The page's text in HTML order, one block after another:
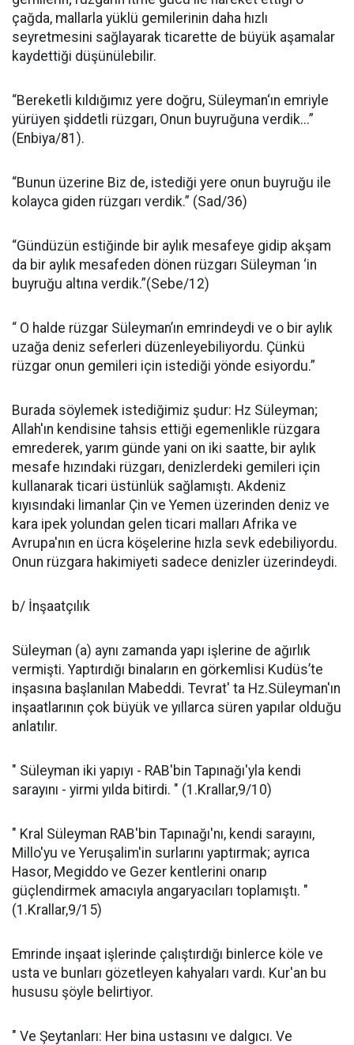
çağda, mallarla yüklü gemileri­nin daha hızlı
seyretmesini sağla­yarak ticarette de büyük aşamalar
kaydettiği düşünülebilir.
“Bereketli kıldığımız yere doğru, Süleyman‘ın emriyle
yürüyen şiddetli rüzgarı, Onun buyruğuna verdik...”
(Enbi­ya/81).
“Bunun üzerine Biz de, iste­diği yere onun buyruğu ile
kolayca gi­den rüzgarı verdik.” (Sad/36)
“Gün­düzün estiğinde bir aylık mesafeye gi­dip akşam
da bir aylık mesafeden dö­nen rüzgarı Süleyman ‘in
buyruğu al­tına verdik.”(Sebe/12)
“ O halde rüzgar Süleyman’ın emrindeydi ve o bir aylık
uzağa deniz seferleri dü­zenleyebiliyordu. Çünkü
rüzgar onun gemileri için istediği yönde esiyordu.”
Burada söylemek istediğimiz şudur: Hz Süleyman;
Allah'ın kendisine tahsis ettiği egemenlikle rüzgara
emrederek, yarım günde yani on iki saatte, bir aylık
mesafe hızındaki rüzgarı, denizlerdeki gemileri için
kullanarak ticari üstünlük sağlamıştı. Akdeniz
kıyısındaki limanlar Çin ve Yemen üzerinden deniz ve
kara ipek yolundan gelen ticari malları Afrika ve
Avrupa'nın en ücra köşelerine hızla sevk edebiliyordu.
Onun rüzgara hakimiyeti sadece denizler üzerindeydi.
b/ İnşaatçılık
Süleyman (a) aynı zamanda ya­pı işlerine de ağırlık
vermişti. Yap­tırdığı binaların en görkemlisi Ku­düs’te
inşasına başlanılan Mabeddi. Tevrat' ta Hz.Süleyman'ın
inşaatlarının çok büyük ve yıllarca süren yapılar olduğu
anlatılır.
" Süleyman iki yapıyı - RAB'bin Tapınağı'yla kendi
sarayını - yirmi yılda bitirdi. " (1.Krallar,9/10)
" Kral Süleyman RAB'bin Tapınağı'nı, kendi sarayını,
Millo'yu ve Yeruşalim'in surlarını yaptırmak; ayrıca
Hasor, Megiddo ve Gezer kentlerini onarıp
güçlendirmek amacıyla angaryacıları toplamıştı. "
(1.Krallar,9/15)
Emrinde inşaat işlerinde çalıştırdığı binlerce köle ve
usta ve bunları gözetleyen kahyaları vardı. Kur'an bu
hususu şöyle belirtiyor.
" Ve Şeytanları: Her bina ustasını ve dalgıcı. Ve